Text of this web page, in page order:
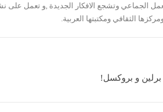
الجماعي وتشجع الافكار الجديدة ,و تعمل
الثقافي ومكتبتها العربية.
و بروكسل!